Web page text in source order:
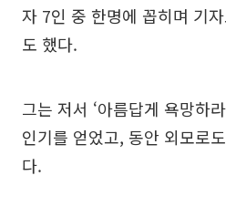
자 7인 중 한명에 꼽히며 기
도 했다.
그는 저서 ‘아름답게 욕망하
인기를 얻었고, 동안 외모로
다.